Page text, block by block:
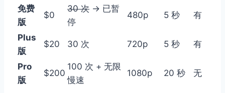
免费
版
$0
30 次 → 已暂
停
480p 5 秒 有
Plus
版
$20 30 次 720p 5 秒 有
Pro
版
$200
100 次 + 无限
慢速
1080p 20 秒 无